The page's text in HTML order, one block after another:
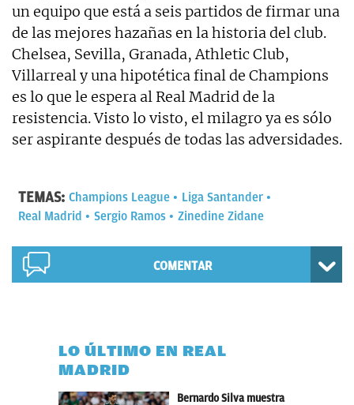
un equipo que está a seis partidos de firmar una
de las mejores hazañas en la historia del club.
Chelsea, Sevilla, Granada, Athletic Club,
Villarreal y una hipotética final de Champions
es lo que le espera al Real Madrid de la
resistencia. Visto lo visto, el milagro ya es sólo
ser aspirante después de todas las adversidades.
TEMAS: Champions League
Liga Santander
Real Madrid
Sergio Ramos Zinedine Zidane
COMENTAR
LO ÚLTIMO EN REAL
MADRID
Bernardo Silva muestra